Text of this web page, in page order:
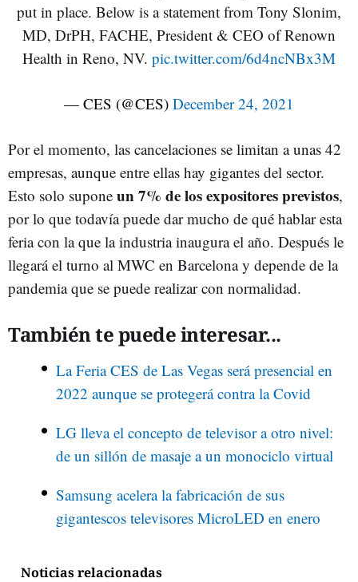
put in place. Below is a statement from Tony Slonim,
MD, DrPH, FACHE, President & CEO of Renown
Health in Reno, NV. pic.twitter.com/6d4ncNBx3M
— CES (@CES) December 24, 2021
Por el momento, las cancelaciones se limitan a unas 42
empresas, aunque entre ellas hay gigantes del sector.
Esto solo supone un 7% de los expositores previstos,
por lo que todavía puede dar mucho de qué hablar esta
feria con la que la industria inaugura el año. Después le
llegará el turno al MWC en Barcelona y depende de la
pandemia que se puede realizar con normalidad.
También te puede interesar...
La Feria CES de Las Vegas será presencial en
2022 aunque se protegerá contra la Covid
LG lleva el concepto de televisor a otro nivel:
de un sillón de masaje a un monociclo virtual
Samsung acelera la fabricación de sus
gigantescos televisores MicroLED en enero
Noticias relacionadas